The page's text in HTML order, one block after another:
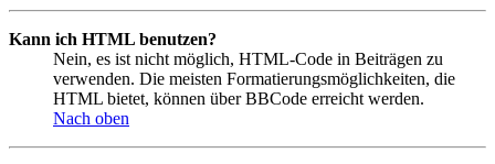
Kann ich HTML benutzen?
Nein, es ist nicht möglich, HTML-Code in Beiträgen zu
verwenden. Die meisten Formatierungsmöglichkeiten, die
HTML bietet, können über BBCode erreicht werden.
Nach oben